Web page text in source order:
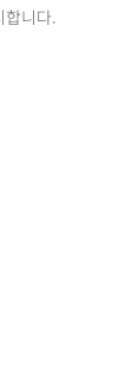
합니다.